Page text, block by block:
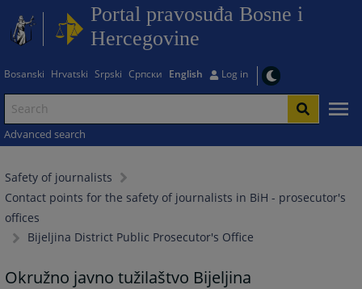
Portal pravosuđa Bosne i
Hercegovine
Bosanski Hrvatski Srpski Српски English Log in
Advanced search
Safety of journalists
Contact points for the safety of journalists in BiH - prosecutor's
offices
Bijeljina District Public Prosecutor's Office
Okružno javno tužilaštvo Bijeljina